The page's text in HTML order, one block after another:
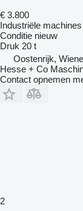
€ 3.800
Industriële
Conditie nieuw
Druk 20 t
Oostenrijk,
Hesse + Co
Contact opnemen
2